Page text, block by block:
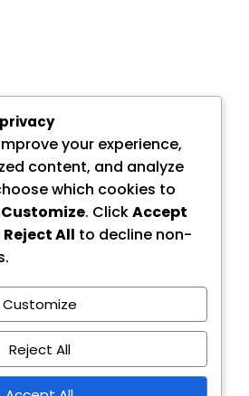
your experience,
content, and analyze
which cookies to
Customize. ClickAccept
Reject All to decline non-
Customize
Reject All